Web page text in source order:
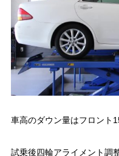
車高のダウン量はフロント
試乗後四輪アライメント調